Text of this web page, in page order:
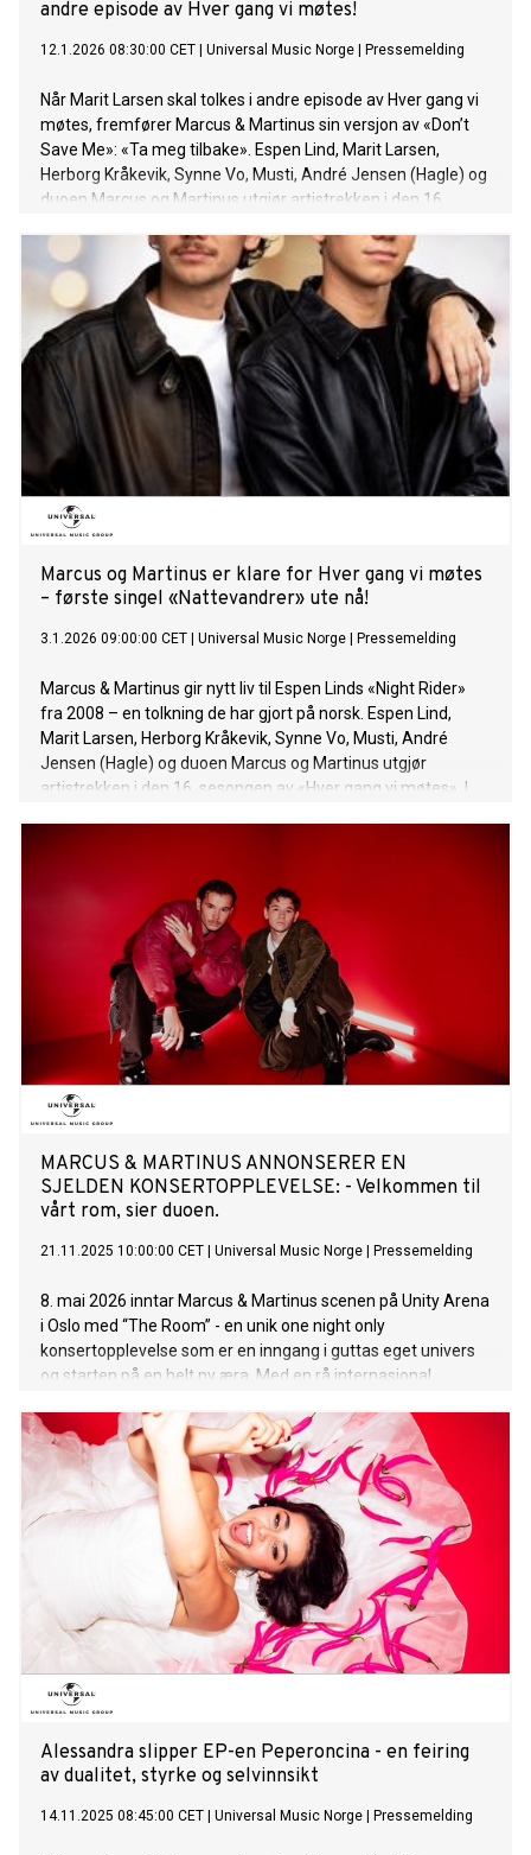
andre episode av Hver gang vi møtes!
12.1.2026 08:30:00 CET Universal Music Norge Pressemelding
Når Marit Larsen skal tolkes i andre episode av Hver gang vi
møtes, fremfører Marcus & Martinus sin versjon av «Don’t
Save Me»: «Ta meg tilbake». Espen Lind, Marit Larsen,
Herborg Kråkevik, Synne Vo, Musti, André Jensen (Hagle) og
duoen Marcus og Martinus utgjør artistrekken i den 16.
omgivelser på Hadeland har de skapt nye, magiske
musikkøyeblikk. «Don’t Save Me» er låten som umiddelbart
fanget duoens oppmerksomhet, og som de har hatt et
forhold til siden de var yngre. I sin tolkning har Marcus &
Martinus valgt å snu perspektivet i teksten og fortelle
historien fra et mannlig ståsted. Resultatet er en nær og sår
versjon, fremført med stor respekt for
originalen. Responsen fra Marit Larsen var veldig positiv – til
stor lettelse for en nervøs, men stolt duo. Hør låten HER. «Ta
meg tilbake» følger opp suksessen til «Nattevandrer», som
allerede har fått enorm respons og klatret inn på topp 10 i
Norge – og markerer nok et sterkt norskspråk
Marcus og Martinus er klare for Hver gang vi møtes
– første singel «Nattevandrer» ute nå!
3.1.2026 09:00:00 CET Universal Music Norge Pressemelding
Marcus & Martinus gir nytt liv til Espen Linds «Night Rider»
fra 2008 – en tolkning de har gjort på norsk. Espen Lind,
Marit Larsen, Herborg Kråkevik, Synne Vo, Musti, André
Jensen (Hagle) og duoen Marcus og Martinus utgjør
artistrekken i den 16. sesongen av «Hver gang vi møtes». I
Martinus «Nattevandrer» – deres norske tolkning av «Night
Rider» fra 2008. De har valgt låten fordi de mener den
fortjener større anerkjennelse, og fordi tematikken treffer
dem personlig: «Vi syntes det var en utrolig fin sang som
ikke har fått nok creds. Den handler om at det kan være
ensomt å være artist, og det kan vi relatere oss til», sier
Marcus & Martinus. Med årets sesong av HGVM markerer de
sitt tilbakevendende fokus på norskspråklige låter.
Sesongen har premiere lørdag 3. januar. 8. mai 2026 inntar
Marcus & Martinus scenen på Unity Aren
MARCUS & MARTINUS ANNONSERER EN
SJELDEN KONSERTOPPLEVELSE: - Velkommen til
vårt rom, sier duoen.
21.11.2025 10:00:00 CET Universal Music Norge Pressemelding
8. mai 2026 inntar Marcus & Martinus scenen på Unity Arena
i Oslo med “The Room” - en unik one night only
konsertopplevelse som er en inngang i guttas eget univers
og starten på en helt ny æra. Med en rå internasjonal
gå glipp av, med både gamle hits og helt nye låter fremført
for aller første gang. Billetter slippes 28. november kl. 10:00
via Ticketmaster.no – Endelig er vi tilbake i Oslo! Vi gleder
oss til en magisk kveld på Unity Arena. Takk til alle dere som
har vært med oss gjennom årene, dere betyr alt for oss.
Dette er begynnelsen på noe nytt for oss, en slags
oppvåkning, sier Marcus & Martinus. Duoen vil medvirke i
den kommende sesongen av TV 2-programmet «Hver gang
vi møtes», som sendes fra januar 2026. Med dette markerer
de sitt tilbakevendende fokus på norskspråklige låter. – Vi er
så gira på å få ta med denne energien ut til dere og dele
både ny musikk og gamle favoritter. ‘The Room’ markerer
Alessandra slipper EP-en Peperoncina - en feiring
av dualitet, styrke og selvinnsikt
14.11.2025 08:45:00 CET Universal Music Norge Pressemelding